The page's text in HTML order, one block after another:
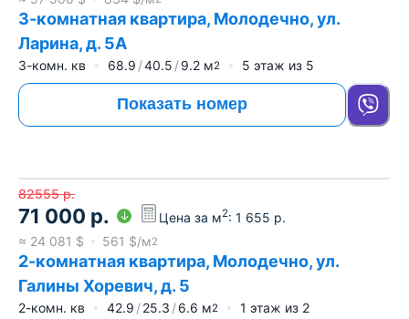
3-комнатная квартира, Молодечно, ул.
Ларина, д. 5А
3-комн. кв 68.9 40.5 9.2 м2 5 этаж из 5
Показать номер
82555 р.
71 000 р. Цена за м2: 1 655 р.
≈ 24 081 $ 561 $/м2
2-комнатная квартира, Молодечно, ул.
Галины Хоревич, д. 5
2-комн. кв 42.9 25.3 6.6 м2 1 этаж из 2